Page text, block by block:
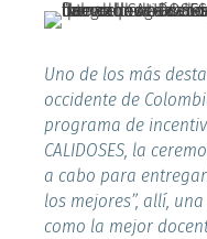
Uno de los más
occidente de
programa de
CALIDOSES, la
a cabo para
los mejores”, allí,
como la mejor